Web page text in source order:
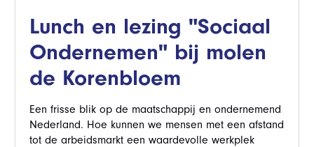
Lunch en lezing "Sociaal
Ondernemen" bij molen
de Korenbloem
Een frisse blik op de maatschappij en ondernemend
Nederland. Hoe kunnen we mensen met een afstand
tot de arbeidsmarkt een waardevolle werkplek